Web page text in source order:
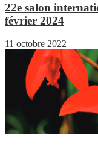
22e salon
février 2024
11 octobre 2022